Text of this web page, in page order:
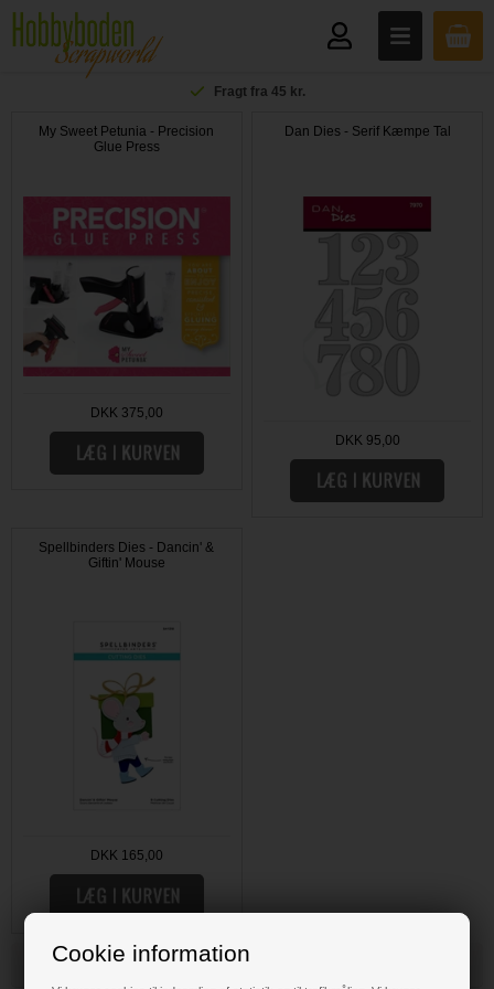
Cookie information
Fragt fra 45 kr.
My Sweet Petunia - Precision
Glue Press
DKK 375,00
Dan Dies - Serif Kæmpe Tal
DKK 95,00
Spellbinders Dies - Dancin' &
Giftin' Mouse
DKK 165,00
HOBBYBODEN, DIN SCRAP HOBBY BUTIK